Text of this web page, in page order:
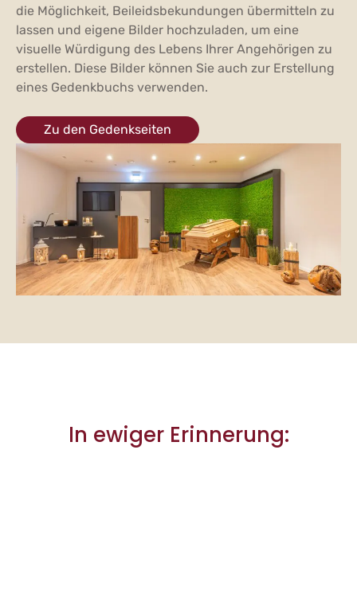
die Möglichkeit, Beileidsbekundungen übermitteln zu
lassen und eigene Bilder hochzuladen, um eine
visuelle Würdigung des Lebens Ihrer Angehörigen zu
erstellen. Diese Bilder können Sie auch zur Erstellung
eines Gedenkbuchs verwenden.
Zu den Gedenkseiten
In ewiger Erinnerung: